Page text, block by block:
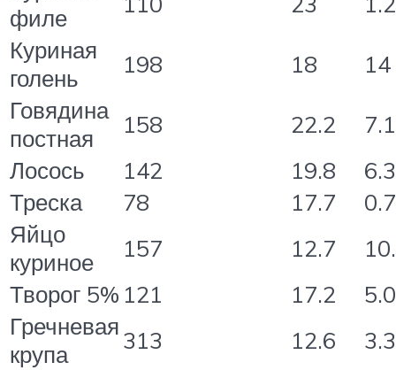
филе
Куриная
голень
198 18
14
Говядина
постная
158 22.2
7.1
Лосось
142 19.8
6.3
Треска
78 17.7
0.7
Яйцо
куриное
157 12.7
Творог 5% 121 17.2
5.0
Гречневая
крупа
313 12.6
3.3